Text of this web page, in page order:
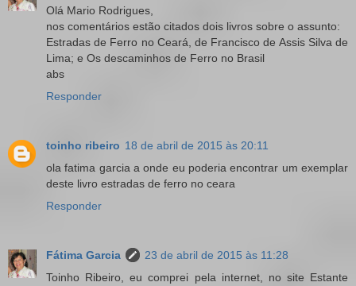
Olá Mario Rodrigues,
nos comentários estão citados dois livros sobre o assunto:
Estradas de Ferro no Ceará, de Francisco de Assis Silva de
Lima; e Os descaminhos de Ferro no Brasil
abs
Responder
toinho ribeiro 18 de abril de 2015 às 20:11
ola fatima garcia a onde eu poderia encontrar um exemplar
deste livro estradas de ferro no ceara
Responder
Fátima Garcia
23 de abril de 2015 às 11:28
Toinho Ribeiro, eu comprei pela internet, no site Estante